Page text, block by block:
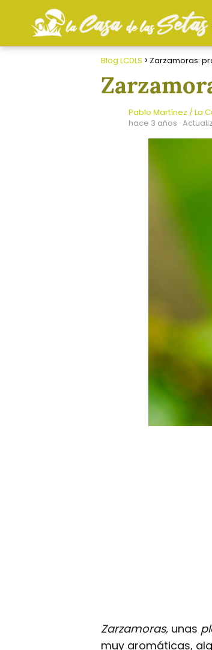
Blog LCDLS Zarzamoras:
Pablo Martínez / La
hace 3 años ·
Zarzamoras, unas
muy aromáticas,